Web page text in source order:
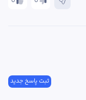
ثبت پاسخ جدید